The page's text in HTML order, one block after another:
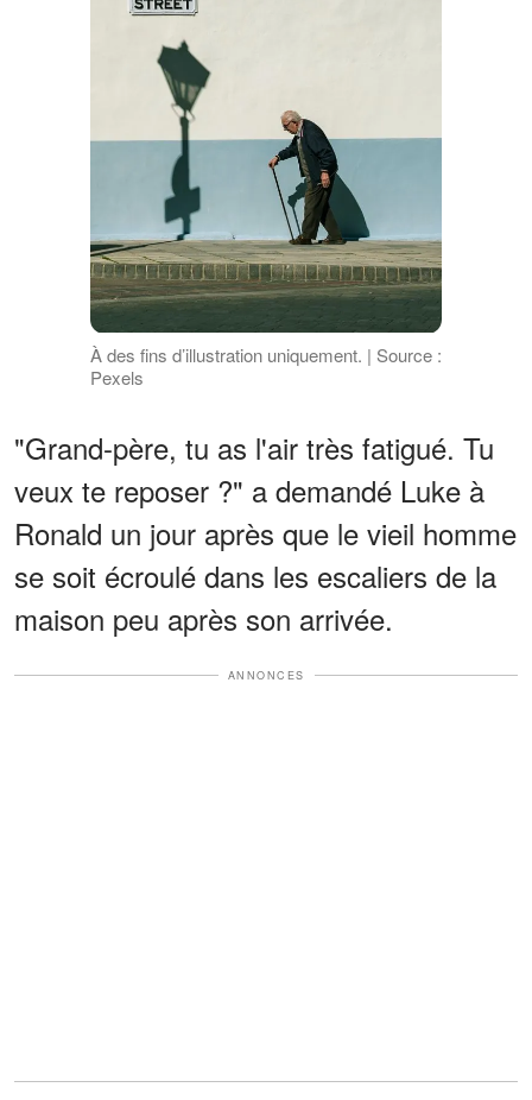
À des fins d’illustration uniquement. | Source :
Pexels
"Grand-père, tu as l'air très fatigué. Tu
veux te reposer ?" a demandé Luke à
Ronald un jour après que le vieil homme
se soit écroulé dans les escaliers de la
maison peu après son arrivée.
ANNONCES